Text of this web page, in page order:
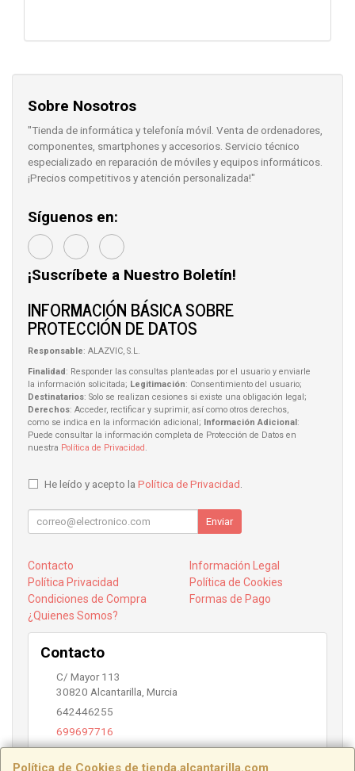
Política de Cookies de tienda.alcantarilla.com
Sobre Nosotros
"Tienda de informática y telefonía móvil. Venta de ordenadores,
componentes, smartphones y accesorios. Servicio técnico
especializado en reparación de móviles y equipos informáticos.
¡Precios competitivos y atención personalizada!"
Síguenos en:
¡Suscríbete a Nuestro Boletín!
INFORMACIÓN BÁSICA SOBRE
PROTECCIÓN DE DATOS
Responsable: ALAZVIC, S.L.
Finalidad : Responder las consultas planteadas por el usuario y enviarle
la información solicitada; Legitimación: Consentimiento del usuario;
Destinatarios: Solo se realizan cesiones si existe una obligación legal;
Derechos: Acceder, rectificar y suprimir, así como otros derechos,
como se indica en la información adicional;
Información Adicional :
Puede consultar la información completa de Protección de Datos en
nuestra Política de Privacidad .
He leído y acepto la Política de Privacidad
Enviar
Contacto
Información Legal
Política Privacidad
Política de Cookies
Condiciones de Compra
Formas de Pago
¿Quienes Somos?
Contacto
C/ Mayor 113
30820 Alcantarilla Murcia
642446255
699697716
info@alcantarilla.com